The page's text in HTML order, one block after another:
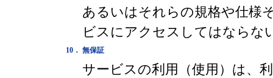
あるいはそれらの規格や仕様
ビスにアクセスしてはならな
10． 無保証
サービスの利用（使用）は、